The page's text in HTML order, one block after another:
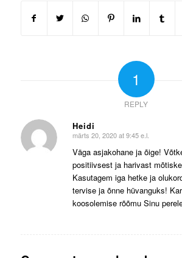
1
REPLY
Heidi
says:
märts 20, 2020 at 9:45 e.l.
Väga asjakohane ja õige!
positiivsest ja harivast
Kasutagem iga hetke ja
tervise ja õnne hüvanguks!
koosolemise rõõmu Sinu